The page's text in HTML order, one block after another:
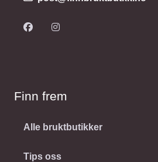
Finn frem
Alle bruktbutikker
Tips oss